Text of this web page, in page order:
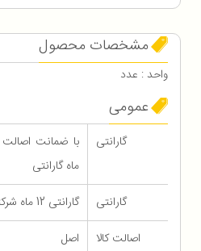
مشخصات محصول
واحد : عدد
عمومی
گارانتی
ماه گارانتی
گارانتی
گارانتی 12 ماه شرکتی
اصالت کالا
اصل